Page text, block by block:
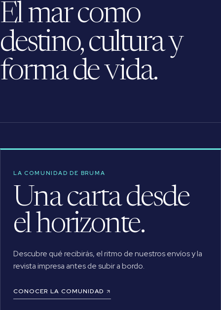
El mar como
destino, cultura y
forma de vida.
LA COMUNIDAD DE BRUMA
Una carta desde
el horizonte.
Descubre qué recibirás, el ritmo de nuestros envíos y la
revista impresa antes de subir a bordo.
CONOCER LA COMUNIDAD